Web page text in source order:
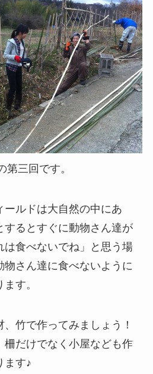
第三回です。
ールドは大自然の中にあ
するとすぐに動物さん達が
は食べないでね」と思う場
物さん達に食べないように
す。
竹で作ってみましょう！
柵だけでなく小屋なども作
ます♪